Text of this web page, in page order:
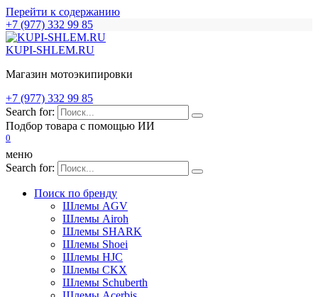
Перейти к содержанию
+7 (977) 332 99 85
KUPI-SHLEM.RU
Магазин мотоэкипировки
+7 (977) 332 99 85
Search for:
Подбор товара с помощью ИИ
0
меню
Search for:
Поиск по бренду
Шлемы AGV
Шлемы Airoh
Шлемы SHARK
Шлемы Shoei
Шлемы HJC
Шлемы CKX
Шлемы Schuberth